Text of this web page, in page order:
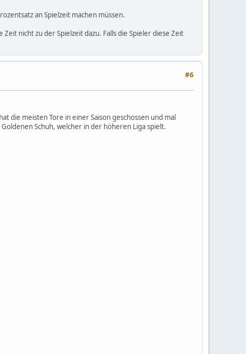
an Spielzeit machen müssen.
nicht zu der Spielzeit dazu. Falls die Spieler diese Zeit
#6
die meisten Tore in einer Saison geschossen und mal
Goldenen Schuh, welcher in der höheren Liga spielt.